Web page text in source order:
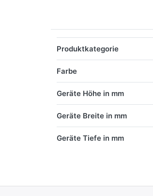
Produktkategorie
Farbe
Geräte Höhe in mm
Geräte Breite in mm
Geräte Tiefe in mm